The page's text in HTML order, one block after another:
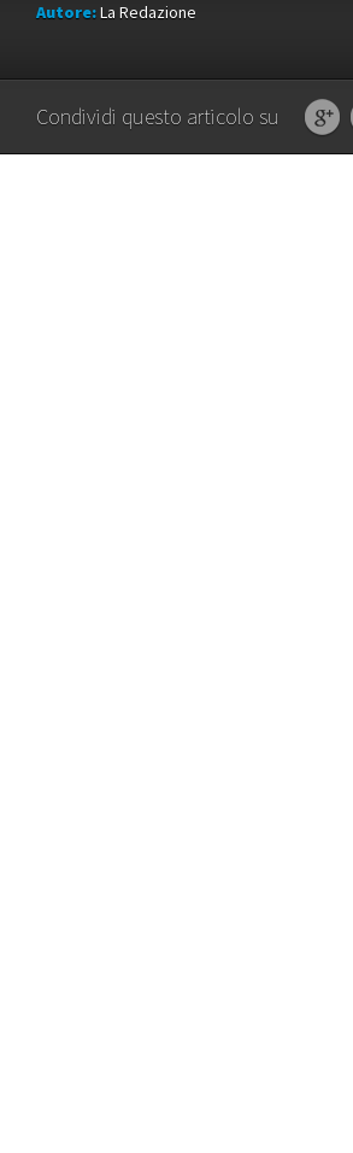
Autore:La Redazione
Condividi questo articolo su